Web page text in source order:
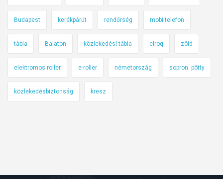
Budapest kerékpárút rendőrség mobiltelefon
tábla Balaton közlekedési tábla elroq zöld
elektromos roller e-roller németország sopron. pötty
közlekedésbiztonság kresz